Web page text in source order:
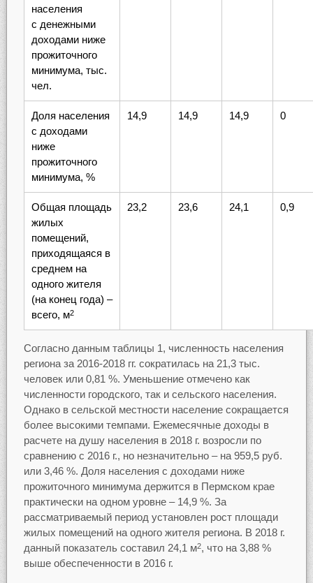
населения
с денежными
доходами ниже
прожиточного
минимума, тыс.
чел.
Доля населения
с доходами
ниже
прожиточного
минимума, %
14,9 14,9 14,9 0
Общая площадь
жилых
помещений,
приходящаяся в
среднем на
одного жителя
(на конец года) –
всего, м2
23,2 23,6 24,1 0,9
Согласно данным таблицы 1, численность населения
региона за 2016-2018 гг. сократилась на 21,3 тыс.
человек или 0,81 %. Уменьшение отмечено как
численности городского, так и сельского населения.
Однако в сельской местности население сокращается
более высокими темпами. Ежемесячные доходы в
расчете на душу населения в 2018 г. возросли по
сравнению с 2016 г., но незначительно – на 959,5 руб.
или 3,46 %. Доля населения с доходами ниже
прожиточного минимума держится в Пермском крае
практически на одном уровне – 14,9 %. За
рассматриваемый период установлен рост площади
жилых помещений на одного жителя региона. В 2018 г.
данный показатель составил 24,1 м2, что на 3,88 %
выше обеспеченности в 2016 г.